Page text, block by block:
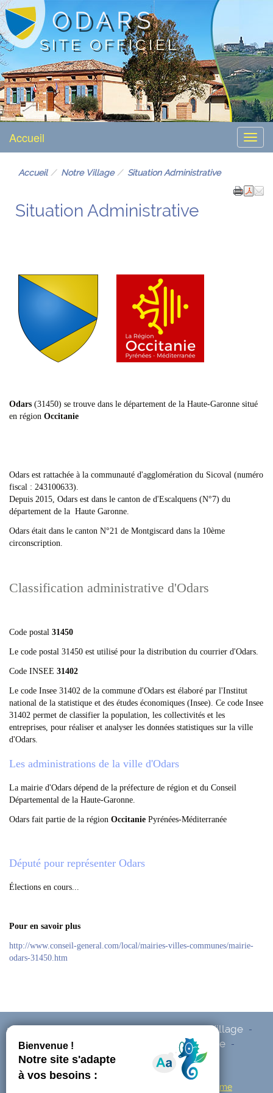
ODARS
SITE OFFICIEL
Menu
Accueil
Accueil Notre Village Situation Administrative
Situation Administrative
Odars (31450) se trouve dans le département de la Haute-Garonne situé
en région Occitanie
Odars est rattachée à la communauté d'agglomération du Sicoval (numéro
fiscal : 243100633).
Depuis 2015, Odars est dans le canton de d'Escalquens (N°7) du
département de la Haute Garonne.
Odars était dans le canton N°21 de Montgiscard dans la 10ème
circonscription.
Classification administrative d'Odars
Code postal 31450
Le code postal 31450 est utilisé pour la distribution du courrier d'Odars.
Code INSEE 31402
Le code Insee 31402 de la commune d'Odars est élaboré par l'Institut
national de la statistique et des études économiques (Insee). Ce code Insee
31402 permet de classifier la population, les collectivités et les
entreprises, pour réaliser et analyser les données statistiques sur la ville
d'Odars.
Les administrations de la ville d'Odars
La mairie d'Odars dépend de la préfecture de région et du Conseil
Départemental de la Haute-Garonne.
Odars fait partie de la région Occitanie Pyrénées-Méditerranée
Député pour représenter Odars
Élections en cours...
Pour en savoir plus
http://www.conseil-general.com/local/mairies-villes-communes/mairie-
odars-31450.htm
Accueil Mairie Urbanisme Notre Village -
Enfance et Jeunesse Vie quotidienne -
Informations pratiques - Nature
Accessibilité : non conforme